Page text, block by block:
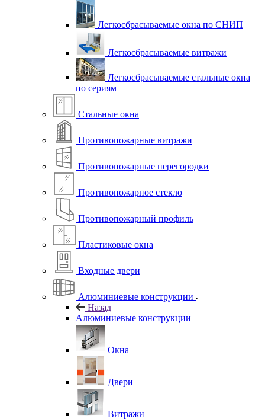
Легкосбрасываемые окна по СНИП
Легкосбрасываемые витражи
Легкосбрасываемые стальные окна
по сериям
Стальные окна
Противопожарные витражи
Противопожарные перегородки
Противопожарное стекло
Противопожарный профиль
Пластиковые окна
Входные двери
Алюминиевые конструкции
Назад
Алюминиевые конструкции
Окна
Двери
Витражи